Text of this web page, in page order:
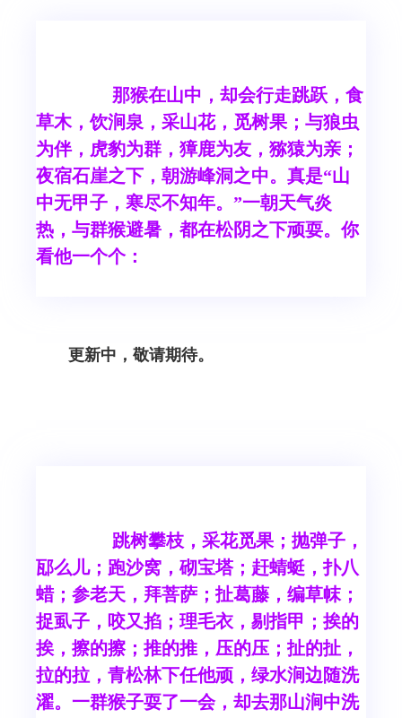
那猴在山中，却会行走跳跃，食
草木，饮涧泉，采山花，觅树果；与狼虫
为伴，虎豹为群，獐鹿为友，猕猿为亲；
夜宿石崖之下，朝游峰洞之中。真是“山
中无甲子，寒尽不知年。”一朝天气炎
热，与群猴避暑，都在松阴之下顽耍。你
看他一个个：
更新中，敬请期待。
跳树攀枝，采花觅果；抛弹子，
邷么儿；跑沙窝，砌宝塔；赶蜻蜓，扑八
蜡；参老天，拜菩萨；扯葛藤，编草帓；
捉虱子，咬又掐；理毛衣，剔指甲；挨的
挨，擦的擦；推的推，压的压；扯的扯，
拉的拉，青松林下任他顽，绿水涧边随洗
濯。一群猴子耍了一会，却去那山涧中洗